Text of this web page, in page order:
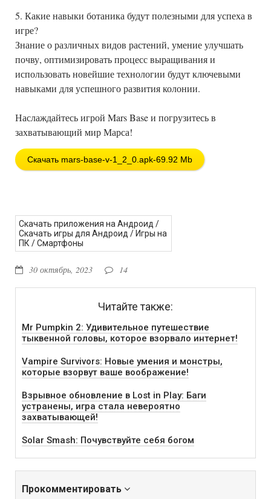
5. Какие навыки ботаника будут полезными для успеха в
игре?
Знание о различных видов растений, умение улучшать
почву, оптимизировать процесс выращивания и
использовать новейшие технологии будут ключевыми
навыками для успешного развития колонии.
Наслаждайтесь игрой Mars Base и погрузитесь в
захватывающий мир Марса!
Скачать mars-base-v-1_2_0.apk-69.92 Mb
Скачать приложения на Андроид /
Скачать игры для Андроид / Игры на
ПК /Смартфоны
30 октябрь, 2023 14
Читайте также:
Mr Pumpkin 2: Удивительное путешествие
тыквенной головы, которое взорвало интернет!
Vampire Survivors: Новые умения и монстры,
которые взорвут ваше воображение!
Взрывное обновление в Lost in Play: Баги
устранены, игра стала невероятно
захватывающей!
Solar Smash: Почувствуйте себя богом
Прокомментировать